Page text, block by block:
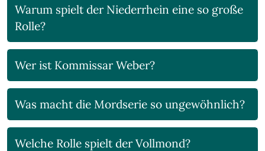
Warum spielt der Niederrhein eine so große
Rolle?
Wer ist Kommissar Weber?
Was macht die Mordserie so ungewöhnlich?
Welche Rolle spielt der Vollmond?